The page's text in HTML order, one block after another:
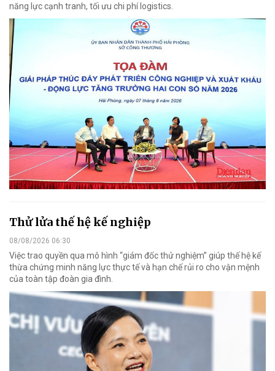
năng lực cạnh tranh, tối ưu chi phí logistics.
Thử lửa thế hệ kế nghiệp
08/08/2026 06:30
Việc trao quyền qua mô hình “giám đốc thử nghiệm” giúp thế hệ kế
thừa chứng minh năng lực thực tế và hạn chế rủi ro cho vận mệnh
của toàn tập đoàn gia đình.